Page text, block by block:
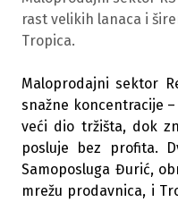
rast velikih lanaca i
Tropica.
Maloprodajni sektor
snažne koncentracije
veći dio tržišta, dok
posluje bez profita.
Samoposluga Đurić,
mrežu prodavnica, i